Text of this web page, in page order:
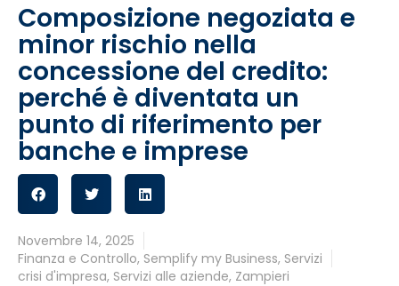
Composizione negoziata e
minor rischio nella
concessione del credito:
perché è diventata un
punto di riferimento per
banche e imprese
Novembre 14, 2025
Finanza e Controllo, Semplify my Business, Servizi
crisi d'impresa, Servizi alle aziende, Zampieri